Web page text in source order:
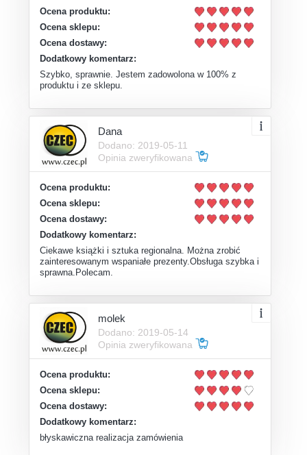
Ocena produktu:
Ocena sklepu:
Ocena dostawy:
Dodatkowy komentarz:
Szybko, sprawnie. Jestem zadowolona w 100% z
produktu i ze sklepu.
Dana
Dodano: 2019-05-11
Opinia zweryfikowana
Ocena produktu:
Ocena sklepu:
Ocena dostawy:
Dodatkowy komentarz:
Ciekawe książki i sztuka regionalna. Można zrobić
zainteresowanym wspaniałe prezenty.Obsługa szybka i
sprawna.Polecam.
molek
Dodano: 2019-05-14
Opinia zweryfikowana
Ocena produktu:
Ocena sklepu:
Ocena dostawy:
Dodatkowy komentarz:
błyskawiczna realizacja zamówienia